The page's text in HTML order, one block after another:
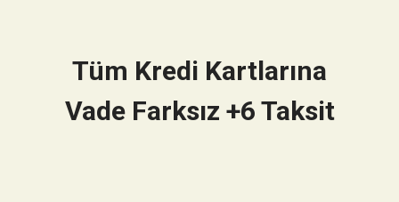
Tüm Kredi Kartlarına
Vade Farksız +6 Taksit